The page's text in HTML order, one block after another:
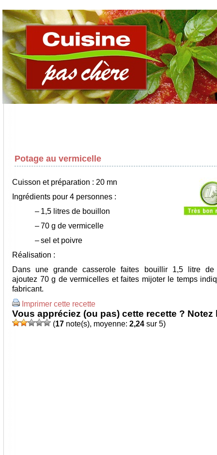
Potage au vermicelle
Cuisson et préparation : 20 mn
Ingrédients pour 4 personnes :
– 1,5 litres de bouillon
–70 g de vermicelle
–sel et poivre
Réalisation :
Dans une grande casserole faites bouillir 1,5 litre de
ajoutez 70 g de vermicelles et faites mijoter le temps
fabricant.
Imprimer cette recette
Vous appréciez (ou pas) cette recette ? Notez
(17 note(s), moyenne: 2,24 sur 5)